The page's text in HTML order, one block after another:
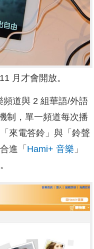
月才會開放。
頻道與 2 組華語/外語
制，單一頻道每次播
來電答鈴」與「鈴聲
進「 Hami+ 音樂 」